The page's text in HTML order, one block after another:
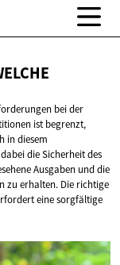
bei der
ist begrenzt,
in diesem
die Sicherheit des
Ausgaben und die
zu erhalten. Die richtige
eine sorgfältige